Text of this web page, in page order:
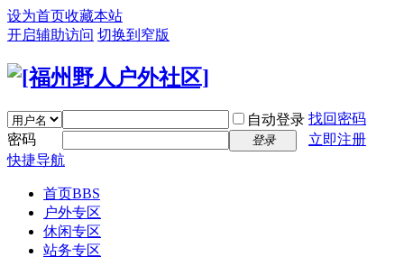
设为首页收藏本站
开启辅助访问 切换到窄版
自动登录 找回密码
密码
登录
立即注册
快捷导航
首页BBS
户外专区
休闲专区
站务专区